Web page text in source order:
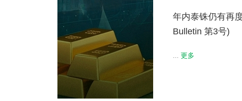
年内泰铢仍有再
Bulletin 第3号)
更多